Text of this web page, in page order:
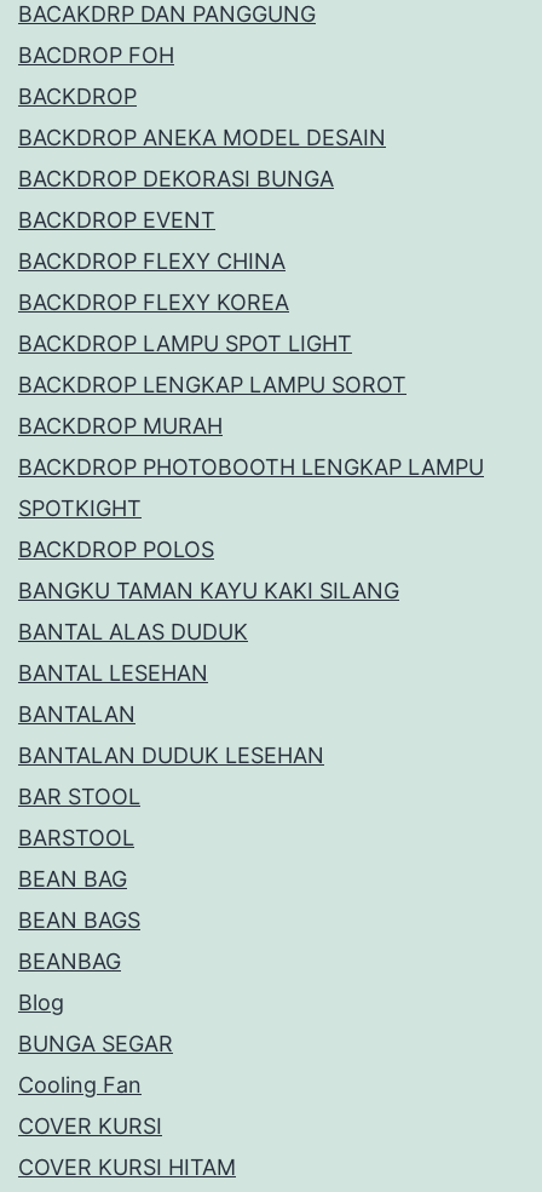
BACAKDRP DAN PANGGUNG
BACDROP FOH
BACKDROP
BACKDROP ANEKA MODEL DESAIN
BACKDROP DEKORASI BUNGA
BACKDROP EVENT
BACKDROP FLEXY CHINA
BACKDROP FLEXY KOREA
BACKDROP LAMPU SPOT LIGHT
BACKDROP LENGKAP LAMPU SOROT
BACKDROP MURAH
BACKDROP PHOTOBOOTH LENGKAP LAMPU
SPOTKIGHT
BACKDROP POLOS
BANGKU TAMAN KAYU KAKI SILANG
BANTAL ALAS DUDUK
BANTAL LESEHAN
BANTALAN
BANTALAN DUDUK LESEHAN
BAR STOOL
BARSTOOL
BEAN BAG
BEAN BAGS
BEANBAG
Blog
BUNGA SEGAR
Cooling Fan
COVER KURSI
COVER KURSI HITAM